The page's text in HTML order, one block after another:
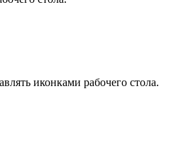
иконками рабочего стола.